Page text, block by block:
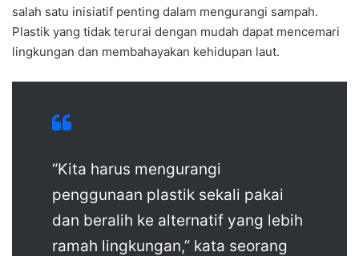
salah satu inisiatif penting dalam mengurangi sampah.
Plastik yang tidak terurai dengan mudah dapat mencemari
lingkungan dan membahayakan kehidupan laut.
“Kita harus mengurangi
penggunaan plastik sekali pakai
dan beralih ke alternatif yang lebih
ramah lingkungan,” kata seorang